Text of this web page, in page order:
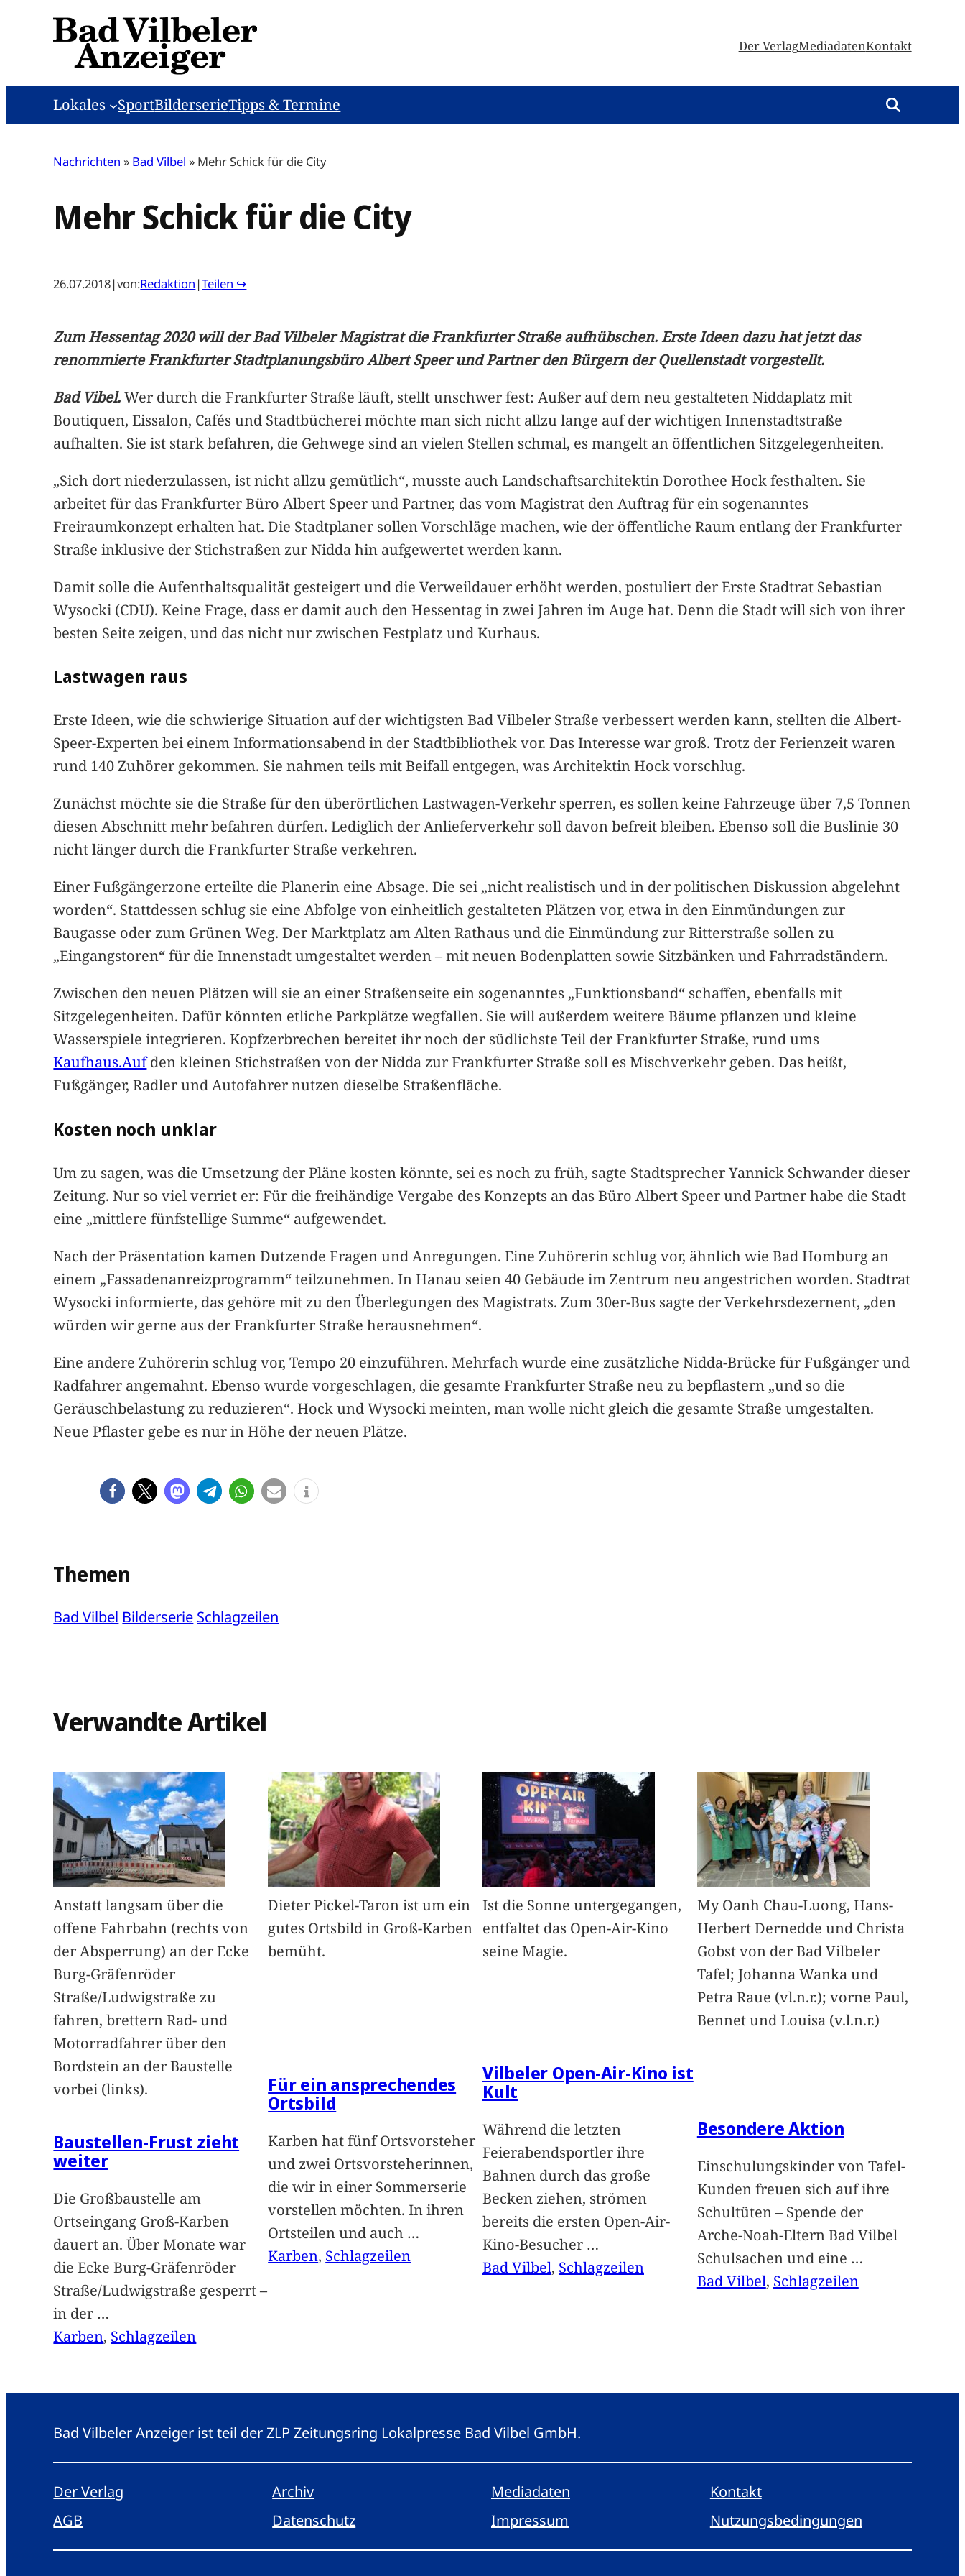
Der VerlagMediadatenKontakt
Lokales SportBilderserieTipps & Termine
Nachrichten » Bad Vilbel » Mehr Schick für die City
Mehr Schick für die City
26.07.2018|von:Redaktion |Teilen ↪
Zum Hessentag 2020 will der Bad Vilbeler Magistrat die Frankfurter Straße aufhübschen. Erste Ideen dazu hat jetzt das
renommierte Frankfurter Stadtplanungsbüro Albert Speer und Partner den Bürgern der Quellenstadt vorgestellt.
Bad Vibel.Wer durch die Frankfurter Straße läuft, stellt unschwer fest: Außer auf dem neu gestalteten Niddaplatz mit
Boutiquen, Eissalon, Cafés und Stadtbücherei möchte man sich nicht allzu lange auf der wichtigen Innenstadtstraße
aufhalten. Sie ist stark befahren, die Gehwege sind an vielen Stellen schmal, es mangelt an öffentlichen Sitzgelegenheiten.
„Sich dort niederzulassen, ist nicht allzu gemütlich“, musste auch Landschaftsarchitektin Dorothee Hock festhalten. Sie
arbeitet für das Frankfurter Büro Albert Speer und Partner, das vom Magistrat den Auftrag für ein sogenanntes
Freiraumkonzept erhalten hat. Die Stadtplaner sollen Vorschläge machen, wie der öffentliche Raum entlang der Frankfurter
Straße inklusive der Stichstraßen zur Nidda hin aufgewertet werden kann.
Damit solle die Aufenthaltsqualität gesteigert und die Verweildauer erhöht werden, postuliert der Erste Stadtrat Sebastian
Wysocki (CDU). Keine Frage, dass er damit auch den Hessentag in zwei Jahren im Auge hat. Denn die Stadt will sich von ihrer
besten Seite zeigen, und das nicht nur zwischen Festplatz und Kurhaus.
Lastwagen raus
Erste Ideen, wie die schwierige Situation auf der wichtigsten Bad Vilbeler Straße verbessert werden kann, stellten die Albert-
Speer-Experten bei einem Informationsabend in der Stadtbibliothek vor. Das Interesse war groß. Trotz der Ferienzeit waren
rund 140 Zuhörer gekommen. Sie nahmen teils mit Beifall entgegen, was Architektin Hock vorschlug.
Zunächst möchte sie die Straße für den überörtlichen Lastwagen-Verkehr sperren, es sollen keine Fahrzeuge über 7,5 Tonnen
diesen Abschnitt mehr befahren dürfen. Lediglich der Anlieferverkehr soll davon befreit bleiben. Ebenso soll die Buslinie 30
nicht länger durch die Frankfurter Straße verkehren.
Einer Fußgängerzone erteilte die Planerin eine Absage. Die sei „nicht realistisch und in der politischen Diskussion abgelehnt
worden“. Stattdessen schlug sie eine Abfolge von einheitlich gestalteten Plätzen vor, etwa in den Einmündungen zur
Baugasse oder zum Grünen Weg. Der Marktplatz am Alten Rathaus und die Einmündung zur Ritterstraße sollen zu
„Eingangstoren“ für die Innenstadt umgestaltet werden – mit neuen Bodenplatten sowie Sitzbänken und Fahrradständern.
Zwischen den neuen Plätzen will sie an einer Straßenseite ein sogenanntes „Funktionsband“ schaffen, ebenfalls mit
Sitzgelegenheiten. Dafür könnten etliche Parkplätze wegfallen. Sie will außerdem weitere Bäume pflanzen und kleine
Wasserspiele integrieren. Kopfzerbrechen bereitet ihr noch der südlichste Teil der Frankfurter Straße, rund ums
Kaufhaus.Aufden kleinen Stichstraßen von der Nidda zur Frankfurter Straße soll es Mischverkehr geben. Das heißt,
Fußgänger, Radler und Autofahrer nutzen dieselbe Straßenfläche.
Kosten noch unklar
Um zu sagen, was die Umsetzung der Pläne kosten könnte, sei es noch zu früh, sagte Stadtsprecher Yannick Schwander dieser
Zeitung. Nur so viel verriet er: Für die freihändige Vergabe des Konzepts an das Büro Albert Speer und Partner habe die Stadt
eine „mittlere fünfstellige Summe“ aufgewendet.
Nach der Präsentation kamen Dutzende Fragen und Anregungen. Eine Zuhörerin schlug vor, ähnlich wie Bad Homburg an
einem „Fassadenanreizprogramm“ teilzunehmen. In Hanau seien 40 Gebäude im Zentrum neu angestrichen worden. Stadtrat
Wysocki informierte, das gehöre mit zu den Überlegungen des Magistrats. Zum 30er-Bus sagte der Verkehrsdezernent, „den
würden wir gerne aus der Frankfurter Straße herausnehmen“.
Eine andere Zuhörerin schlug vor, Tempo 20 einzuführen. Mehrfach wurde eine zusätzliche Nidda-Brücke für Fußgänger und
Radfahrer angemahnt. Ebenso wurde vorgeschlagen, die gesamte Frankfurter Straße neu zu bepflastern „und so die
Geräuschbelastung zu reduzieren“. Hock und Wysocki meinten, man wolle nicht gleich die gesamte Straße umgestalten.
Neue Pflaster gebe es nur in Höhe der neuen Plätze.
Themen
Bad Vilbel Bilderserie Schlagzeilen
Verwandte Artikel
Anstatt langsam über die
offene Fahrbahn (rechts von
der Absperrung) an der Ecke
Burg-Gräfenröder
Straße/Ludwigstraße zu
fahren, brettern Rad- und
Motorradfahrer über den
Bordstein an der Baustelle
vorbei (links).
Baustellen-Frust zieht
weiter
Die Großbaustelle am
Ortseingang Groß-Karben
dauert an. Über Monate war
die Ecke Burg-Gräfenröder
Straße/Ludwigstraße gesperrt –
in der …
Karben, Schlagzeilen
Dieter Pickel-Taron ist um ein
gutes Ortsbild in Groß-Karben
bemüht.
Für ein ansprechendes
Ortsbild
Karben hat fünf Ortsvorsteher
und zwei Ortsvorsteherinnen,
die wir in einer Sommerserie
vorstellen möchten. In ihren
Ortsteilen und auch …
Karben, Schlagzeilen
Ist die Sonne untergegangen,
entfaltet das Open-Air-Kino
seine Magie.
Vilbeler Open-Air-Kino ist
Kult
Während die letzten
Feierabendsportler ihre
Bahnen durch das große
Becken ziehen, strömen
bereits die ersten Open-Air-
Kino-Besucher …
Bad Vilbel, Schlagzeilen
My Oanh Chau-Luong, Hans-
Herbert Dernedde und Christa
Gobst von der Bad Vilbeler
Tafel; Johanna Wanka und
Petra Raue (vl.n.r.); vorne Paul,
Bennet und Louisa (v.l.n.r.)
Besondere Aktion
Einschulungskinder von Tafel-
Kunden freuen sich auf ihre
Schultüten – Spende der
Arche-Noah-Eltern Bad Vilbel
Schulsachen und eine …
Bad Vilbel, Schlagzeilen
Bad Vilbeler Anzeiger ist teil der ZLP Zeitungsring Lokalpresse Bad Vilbel GmbH.
Der Verlag Archiv Mediadaten
Kontakt
AGB
Datenschutz Impressum Nutzungsbedingungen